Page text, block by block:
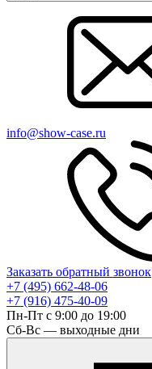
info@show-case.ru
Заказать обратный звонок
+7 (495) 662-48-06
+7 (916) 475-40-09
Пн-Пт с 9:00 до 19:00
Сб-Вс — выходные дни